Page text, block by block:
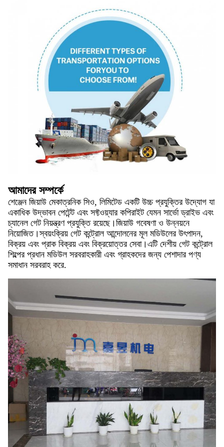
আমাদের সম্পর্কে
শেঞ্জেন জিয়াউ মেকাত্রনিক সিও, লিমিটেড একটি উচ্চ প্রযুক্তির উদ্যোগ যা
একাধিক উদ্ভাবন পেটেন্ট এবং সফ্টওয়্যার কপিরাইট যেমন সার্ভো ড্রাইভ এবং
চ্যানেল গেট নিয়ন্ত্রণ প্রযুক্তি রয়েছে।জিয়াউ গবেষণা ও উন্নয়নে
নিয়োজিত।স্বয়ংক্রিয় গেট কন্ট্রোল আন্দোলনের মূল মডিউলের উৎপাদন,
বিক্রয় এবং প্রাক বিক্রয় এবং বিক্রয়োত্তর সেবা।এটি দেশীয় গেট কন্ট্রোল
শিল্পের প্রধান মডিউল সরবরাহকারী এবং গ্রাহকদের জন্য পেশাদার পণ্য
সমাধান সরবরাহ করে.